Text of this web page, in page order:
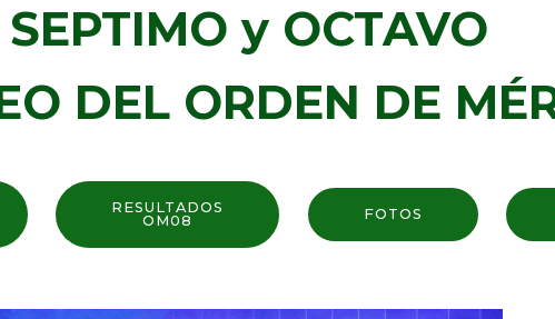
SEPTIMO y OCTAVO
DEL ORDEN DE
RESULTADOS
OM08
FOTOS